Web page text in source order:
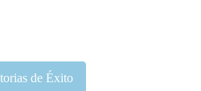
de Éxito